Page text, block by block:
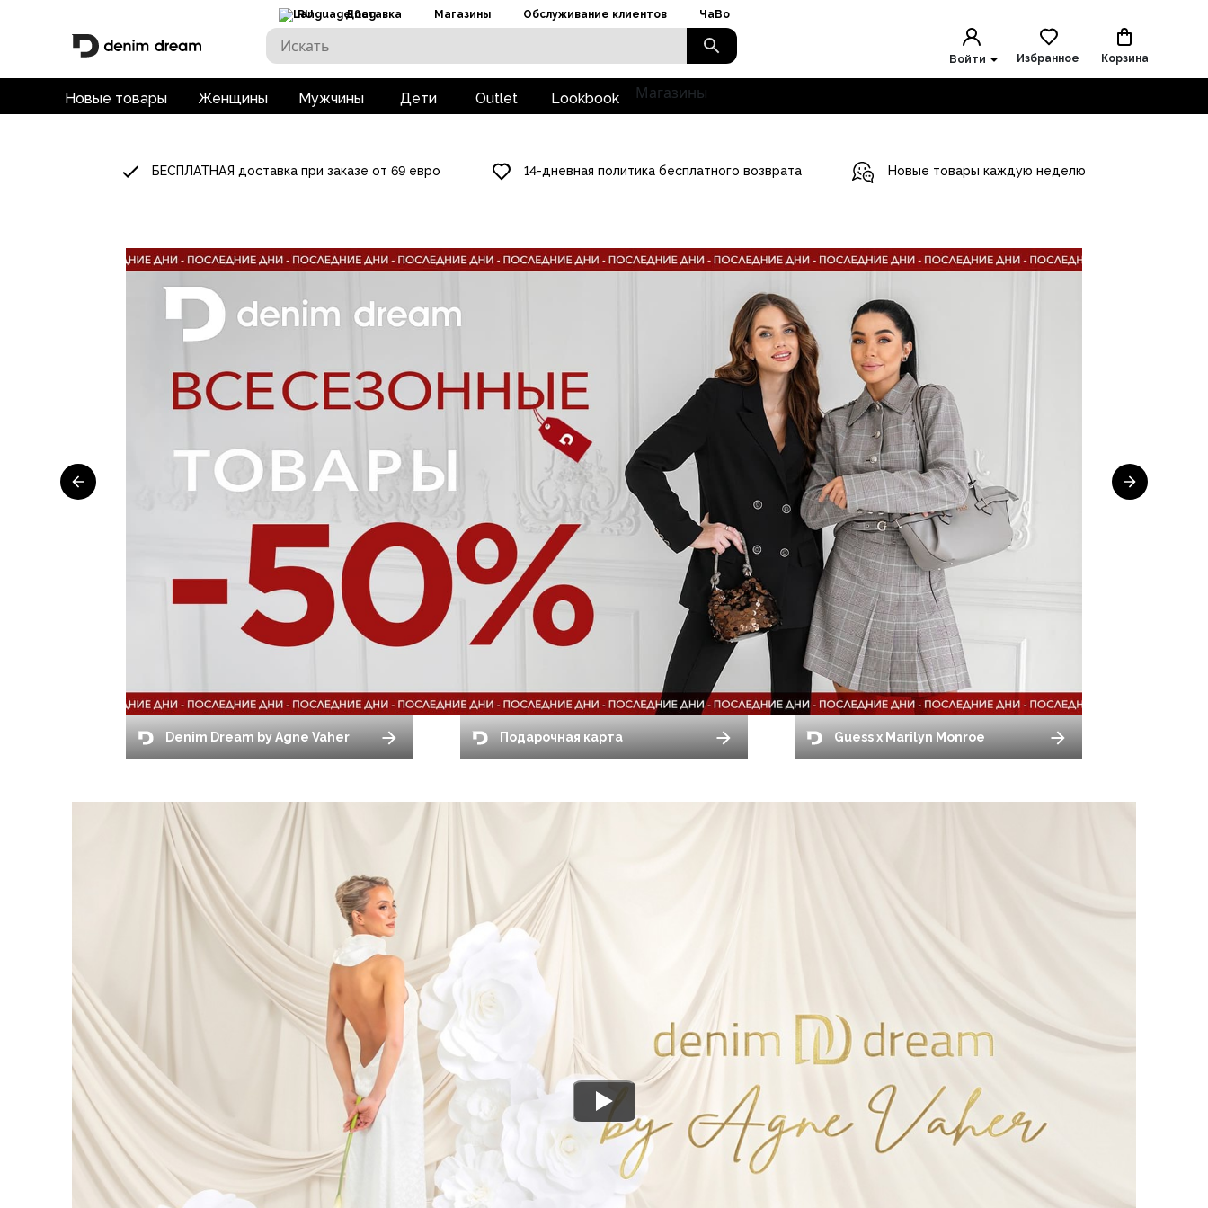
RU Доставка Магазины Обслуживание клиентов ЧаВо
Войти Избранное Корзина
Новые товары Женщины Мужчины Дети Outlet Lookbook Магазины
БЕСПЛАТНАЯ доставка при заказе от 69 евро 14-дневная политика бесплатного возврата Новые товары каждую неделю
Denim Dream by Agne Vaher Подарочная карта Guess x Marilyn Monroe